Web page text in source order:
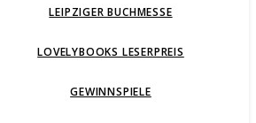
LEIPZIGER BUCHMESSE
LOVELYBOOKS LESERPREIS
GEWINNSPIELE